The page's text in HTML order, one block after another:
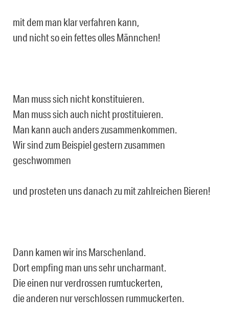
mit dem man klar verfahren kann,
und nicht so ein fettes olles Männchen!
Man muss sich nicht konstituieren.
Man muss sich auch nicht prostituieren.
Man kann auch anders zusammenkommen.
Wir sind zum Beispiel gestern zusammen
geschwommen
und prosteten uns danach zu mit zahlreichen Bieren!
Dann kamen wir ins Marschenland.
Dort empfing man uns sehr uncharmant.
Die einen nur verdrossen rumtuckerten,
die anderen nur verschlossen rummuckerten.